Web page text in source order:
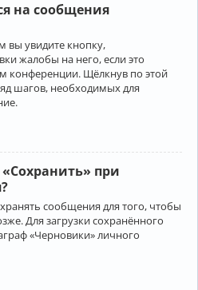
на сообщения
увидите кнопку,
жалобы на него, если это
конференции. Щёлкнув по этой
шагов, необходимых для
при
сообщения для того, чтобы
Для загрузки сохранённого
«Черновики» личного